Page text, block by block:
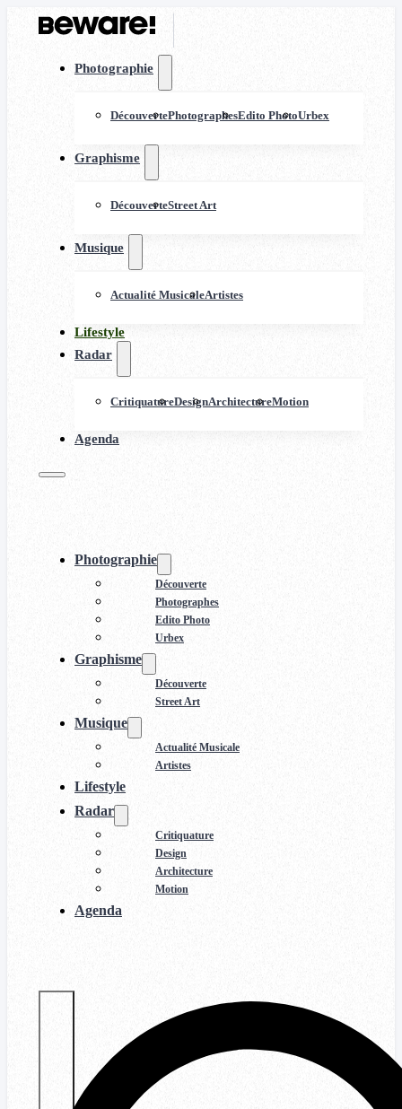
Photographie
DécouvertePhotographesEdito PhotoUrbex
Graphisme
DécouverteStreet Art
Musique
Actualité MusicaleArtistes
Lifestyle
Radar
CritiquatureDesignArchitectureMotion
Agenda
Photographie
Découverte
Photographes
Edito Photo
Urbex
Graphisme
Découverte
Street Art
Musique
Actualité Musicale
Artistes
Lifestyle
Radar
Critiquature
Design
Architecture
Motion
Agenda